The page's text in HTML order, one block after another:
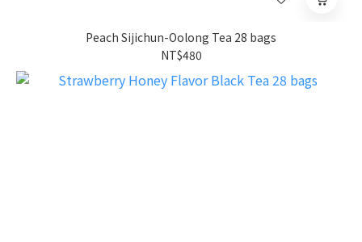
Peach Sijichun-Oolong Tea 28 bags
NT$480